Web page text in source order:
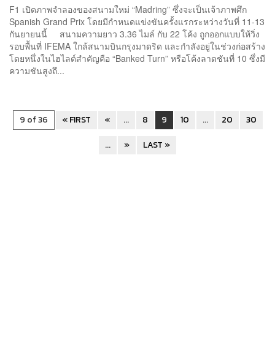
F1 เปิดภาพจำลองของสนามใหม่ “Madring” ซึ่งจะเป็นเจ้าภาพศึก
Spanish Grand Prix โดยมีกำหนดแข่งขันครั้งแรกระหว่างวันที่ 11-13
กันยายนนี้ สนามความยาว 3.36 ไมล์ กับ 22 โค้ง ถูกออกแบบให้วิ่ง
รอบพื้นที่ IFEMA ใกล้สนามบินกรุงมาดริด และกำลังอยู่ในช่วงก่อสร้าง
โดยหนึ่งในไฮไลต์สำคัญคือ “Banked Turn” หรือโค้งลาดชันที่ 10 ซึ่งมี
ความชันสูงถึ...
9 of 36 « FIRST « ... 8 9 10 ... 20
30
...
» LAST »